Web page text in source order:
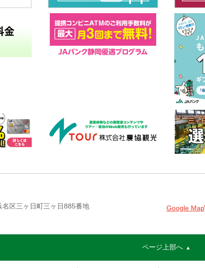
Google Map
区三ヶ日町三ヶ日885番地
ページ上部へ